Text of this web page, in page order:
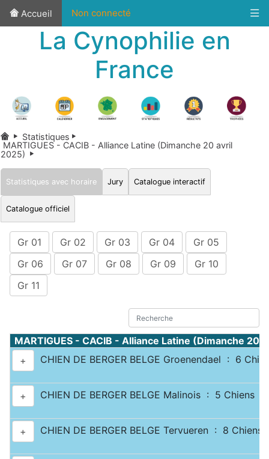
Accueil Non connecté
La Cynophilie en
France
Statistiques
MARTIGUES - CACIB - Alliance Latine (Dimanche 20 avril
2025)
Statistiques avec horaire Jury Catalogue interactif
Catalogue officiel
Gr 01 Gr 02 Gr 03 Gr 04
Gr 05
Gr 06
Gr 07 Gr 08 Gr 09
Gr 10
Gr 11
MARTIGUES - CACIB - Alliance Latine (Dimanche
+
CHIEN DE BERGER BELGE Groenendael : 6
+ CHIEN DE BERGER BELGE Malinois : 5 Chiens
+ CHIEN DE BERGER BELGE Tervueren : 8 Chiens